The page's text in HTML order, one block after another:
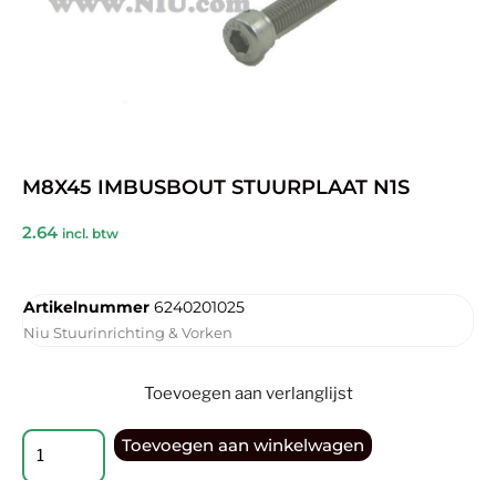
M8X45 IMBUSBOUT STUURPLAAT N1S
2.64 incl. btw
Artikelnummer 6240201025
Niu Stuurinrichting & Vorken
Toevoegen aan verlanglijst
Toevoegen aan winkelwagen